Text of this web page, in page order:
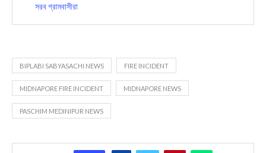
সরব গ্রামবাসীরা
BIPLABI SABYASACHI NEWS FIRE INCIDENT
MIDNAPORE FIRE INCIDENT MIDNAPORE NEWS
PASCHIM MEDINIPUR NEWS